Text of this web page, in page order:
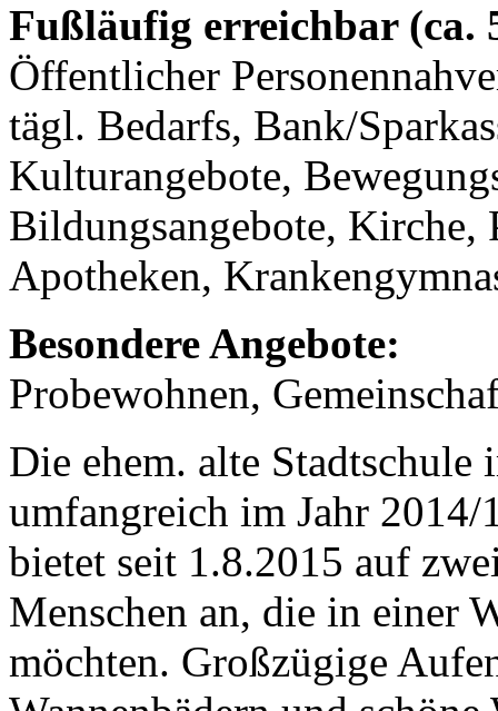
Fußläufig erreichbar (ca.
Öffentlicher
tägl. Bedarfs, Bank/
Kulturangebote,
Bildungsangebote, Kirche,
Apotheken,
Besondere Angebote:
Probewohnen,
Die ehem. alte
umfangreich im Jahr 2014/
bietet seit 1.8.2015 auf
Menschen an, die in einer
möchten. Großzügige